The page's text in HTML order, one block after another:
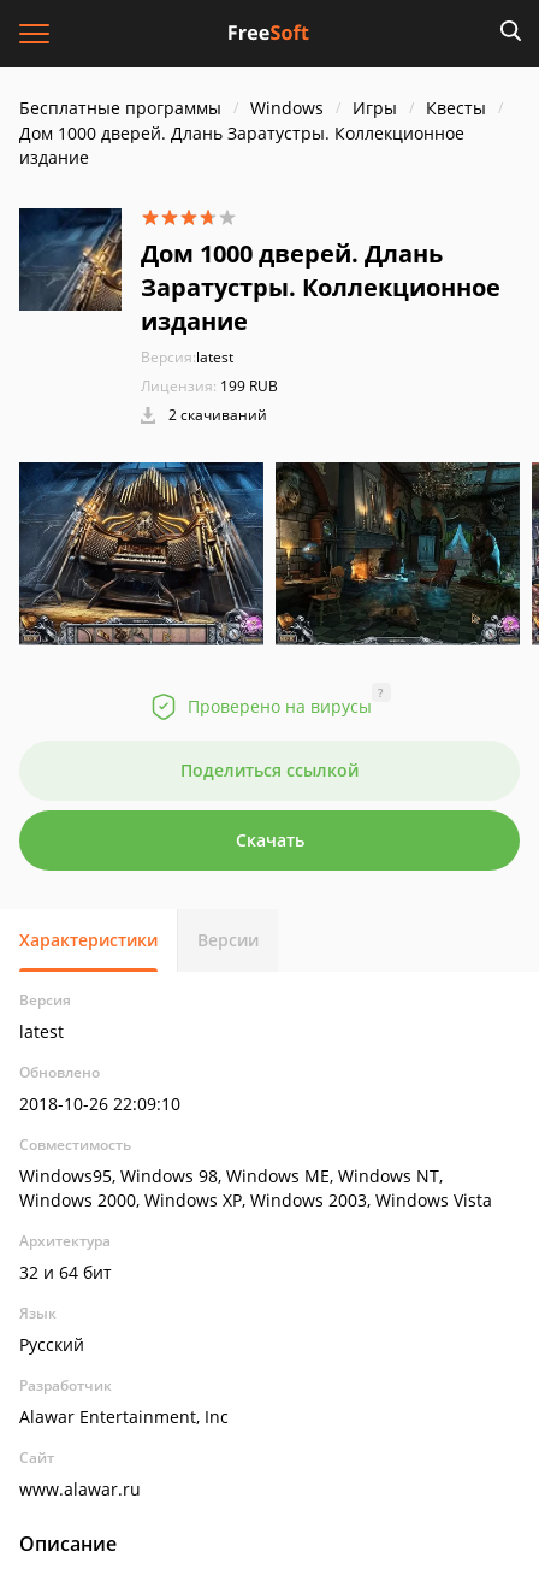
Бесплатные программы Windows Игры
Квесты
Дом 1000 дверей. Длань Заратустры. Коллекционное
издание
Дом 1000 дверей. Длань
Заратустры. Коллекционное
издание
Версия:latest
Лицензия: 199 RUB
2 скачиваний
Проверено на вирусы
?
Поделиться ссылкой
Скачать
Характеристики Версии
Версия
latest
Обновлено
2018-10-26 22:09:10
Совместимость
Windows95, Windows 98, Windows ME, Windows NT,
Windows 2000, Windows XP, Windows 2003, Windows Vista
Архитектура
32 и 64 бит
Язык
Русский
Разработчик
Alawar Entertainment, Inc
Сайт
www.alawar.ru
Описание